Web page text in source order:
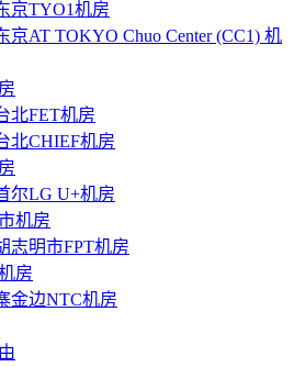
京TYO1机房
京AT TOKYO Chuo Center (CC1) 机
北FET机房
北CHIEF机房
尔LG U+机房
机房
志明市FPT机房
房
金边NTC机房